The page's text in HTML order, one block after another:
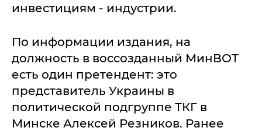
инвестициям - индустрии.
По информации издания, на
должность в воссозданный МинВОТ
есть один претендент: это
представитель Украины в
политической подгруппе ТКГ в
Минске Алексей Резников. Ранее